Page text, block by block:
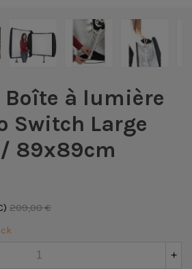
à lumière
Switch Large
89x89cm
209,00 €
+